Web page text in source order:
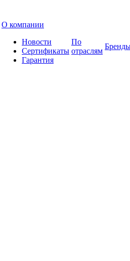
О компании
Новости
Сертификаты
Гарантия
По
отраслям